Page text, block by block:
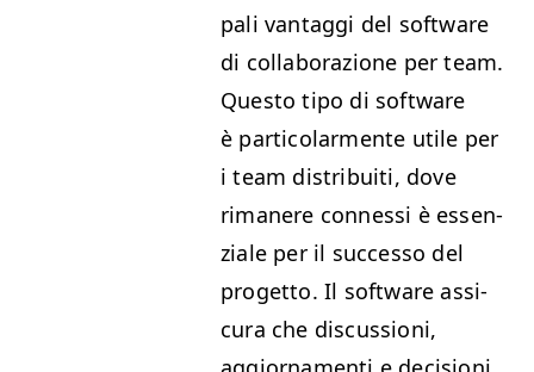
pali van­tag­gi del soft­ware
di col­lab­o­razione per team.
Questo tipo di soft­ware
è par­ti­co­lar­mente utile per
i team dis­tribuiti, dove
rimanere con­nes­si è essen­
ziale per il suc­ces­so del
prog­et­to. Il soft­ware assi­
cu­ra che dis­cus­sioni,